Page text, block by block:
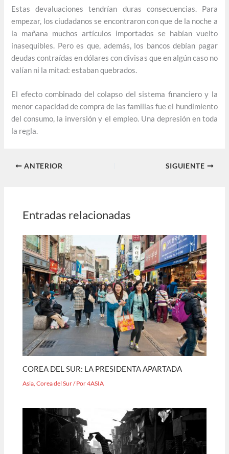
Estas devaluaciones tendrían duras consecuencias. Para
empezar, los ciudadanos se encontraron con que de la noche a
la mañana muchos artículos importados se habían vuelto
inasequibles. Pero es que, además, los bancos debían pagar
deudas contraídas en dólares con divisas que en algún caso no
valían ni la mitad: estaban quebrados.
El efecto combinado del colapso del sistema financiero y la
menor capacidad de compra de las familias fue el hundimiento
del consumo, la inversión y el empleo. Una depresión en toda
la regla.
ANTERIOR SIGUIENTE
Entradas relacionadas
COREA DEL SUR: LA PRESIDENTA APARTADA
Asia ,Corea del Sur/ Por4ASIA